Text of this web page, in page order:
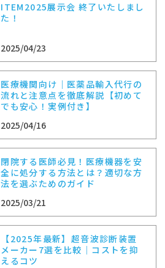
ITEM2025展示会 終了いたしまし
た！
2025/04/23
医療機関向け｜医薬品輸入代行の
流れと注意点を徹底解説【初めて
でも安心！実例付き】
2025/04/16
閉院する医師必見！医療機器を安
全に処分する方法とは？適切な方
法を選ぶためのガイド
2025/03/21
【2025年最新】超音波診断装置
メーカー7選を比較｜コストを抑
えるコツ